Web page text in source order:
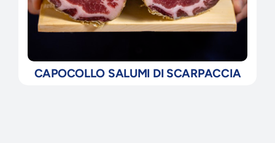
CAPOCOLLO SALUMI DI SCARPACCIA